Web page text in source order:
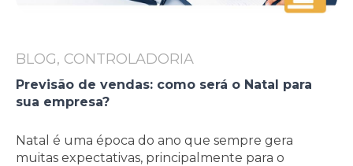
BLOG, CONTROLADORIA
Previsão de vendas: como será o Natal para
sua empresa?
Natal é uma época do ano que sempre gera
muitas expectativas, principalmente para o